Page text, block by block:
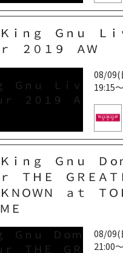
Ｋｉｎｇ Ｇｎｕ Ｌｉ
ｒ ２０１９ ＡＷ
08/09(
19:15
Ｋｉｎｇ Ｇｎｕ Ｄｏ
ｒ ＴＨＥ ＧＲＥＡＴ
ＫＮＯＷＮ ａｔ ＴＯ
ＭＥ
08/09(
21:00